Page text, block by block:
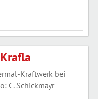
Kraftwerk bei
C. Schickmayr